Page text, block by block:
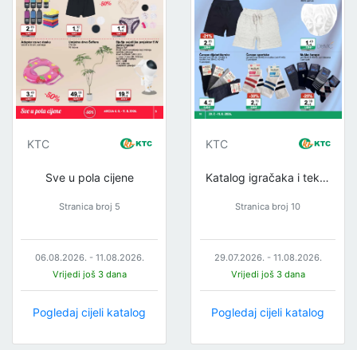
KTC
Sve u pola cijene
Stranica broj 5
06.08.2026. - 11.08.2026.
Vrijedi još 3 dana
Pogledaj cijeli katalog
KTC
Katalog igračaka i tekstila
Stranica broj 10
29.07.2026. - 11.08.2026.
Vrijedi još 3 dana
Pogledaj cijeli katalog